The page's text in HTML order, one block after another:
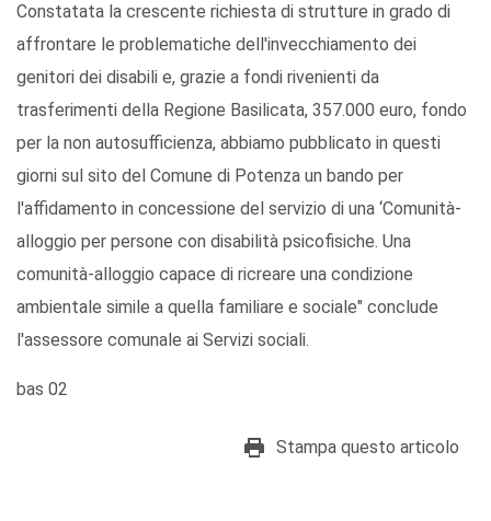
Constatata la crescente richiesta di strutture in grado di
affrontare le problematiche dell'invecchiamento dei
genitori dei disabili e, grazie a fondi rivenienti da
trasferimenti della Regione Basilicata, 357.000 euro, fondo
per la non autosufficienza, abbiamo pubblicato in questi
giorni sul sito del Comune di Potenza un bando per
l'affidamento in concessione del servizio di una ‘Comunità-
alloggio per persone con disabilità psicofisiche. Una
comunità-alloggio capace di ricreare una condizione
ambientale simile a quella familiare e sociale" conclude
l'assessore comunale ai Servizi sociali.
bas 02
Stampa questo articolo